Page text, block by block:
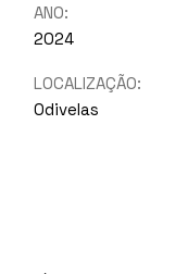
ANO:
2024
LOCALIZAÇÃO:
Odivelas